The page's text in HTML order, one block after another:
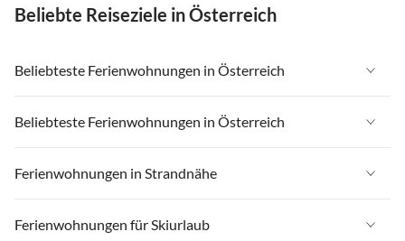
Beliebte Reiseziele in Österreich
Beliebteste Ferienwohnungen in Österreich
Ferienwohnungen in Österreich
Ferienwohnungen in Tirol
Ferienwohnungen in Salzburger Land
Beliebteste Ferienwohnungen in Österreich
Ferienwohnungen in Österreich
Ferienwohnungen in Tirol
Ferienwohnungen in Salzburger Land
Ferienwohnungen in Strandnähe
Ferienwohnungen in Strandnähe in Österreich
Ferienwohnungen für Skiurlaub